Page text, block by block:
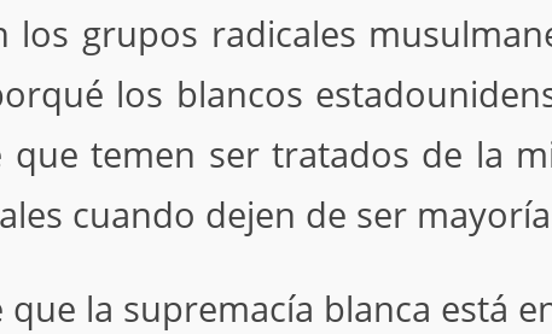
los grupos radicales
los blancos
que temen ser tratados de la
cuando dejen de ser
la supremacía blanca está